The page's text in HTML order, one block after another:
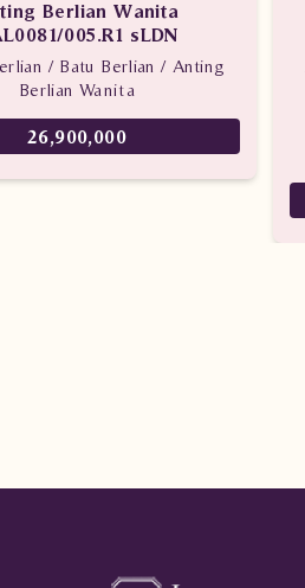
Berlian Wanita
005.R1 sLDN
/ Batu Berlian / Anting
Berlian Wanita
26,900,000